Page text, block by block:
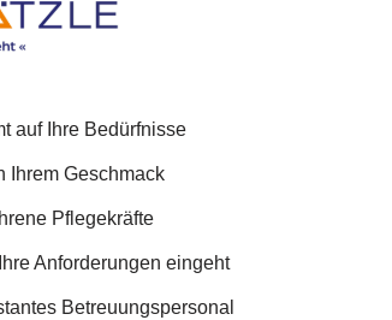
auf Ihre Bedürfnisse
Ihrem Geschmack
Pflegekräfte
Anforderungen eingeht
Betreuungspersonal